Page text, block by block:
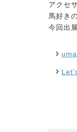
アクセ
馬好き
今回出